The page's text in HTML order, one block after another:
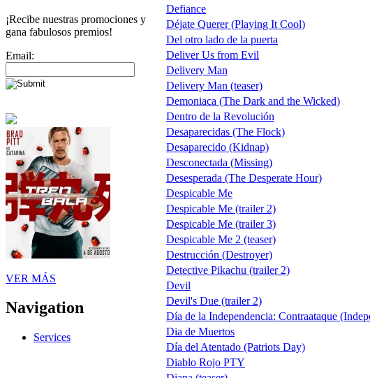
¡Recibe nuestras promociones y
gana fabulosos premios!
Email:
VER MÁS
Navigation
Services
Defiance
Déjate Querer (Playing It Cool)
Del otro lado de la puerta
Deliver Us from Evil
Delivery Man
Delivery Man (teaser)
Demoniaca (The Dark and the Wicked)
Dentro de la Revolución
Desaparecidas (The Flock)
Desaparecido (Kidnap)
Desconectada (Missing)
Desesperada (The Desperate Hour)
Despicable Me
Despicable Me (trailer 2)
Despicable Me (trailer 3)
Despicable Me 2 (teaser)
Destrucción (Destroyer)
Detective Pikachu (trailer 2)
Devil
Devil's Due (trailer 2)
Día de la Independencia: Contraataque
Dia de Muertos
Día del Atentado (Patriots Day)
Diablo Rojo PTY